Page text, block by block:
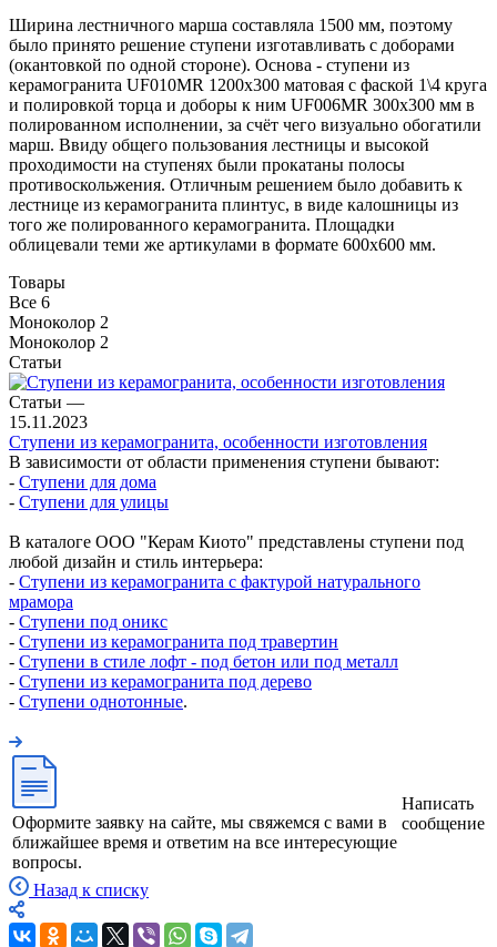
Ширина лестничного марша составляла 1500 мм, поэтому
было принято решение ступени изготавливать с доборами
(окантовкой по одной стороне). Основа - ступени из
керамогранита UF010MR 1200х300 матовая с фаской 1\4 круга
и полировкой торца и доборы к ним UF006MR 300х300 мм в
полированном исполнении, за счёт чего визуально обогатили
марш. Ввиду общего пользования лестницы и высокой
проходимости на ступенях были прокатаны полосы
противоскольжения. Отличным решением было добавить к
лестнице из керамогранита плинтус, в виде калошницы из
того же полированного керамогранита. Площадки
облицевали теми же артикулами в формате 600х600 мм.
Товары
Все 6
Моноколор 2
Моноколор 2
Статьи
Статьи —
15.11.2023
Ступени из керамогранита, особенности изготовления
В зависимости от области применения ступени бывают:
- Ступени для дома
- Ступени для улицы
В каталоге ООО "Керам Киото" представлены ступени под
любой дизайн и стиль интерьера:
- Ступени из керамогранита с фактурой натурального
мрамора
- Ступени под оникс
- Ступени из керамогранита под травертин
- Ступени в стиле лофт - под бетон или под металл
- Ступени из керамогранита под дерево
- Ступени однотонные.
Оформите заявку на сайте, мы свяжемся с вами в
ближайшее время и ответим на все интересующие
вопросы.
Написать
сообщение
Назад к списку